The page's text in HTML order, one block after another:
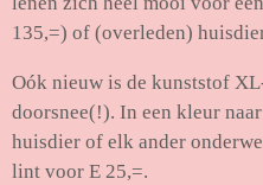
135,=) of (overleden)
Oók nieuw is de kunststof
doorsnee(!). In een kleur
huisdier of elk ander
lint voor E 25,=.